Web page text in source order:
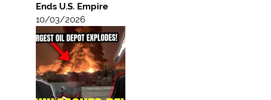
Ends U.S. Empire
10/03/2026